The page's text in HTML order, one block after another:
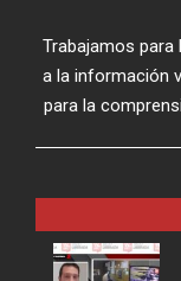
Trabajamos
a la información
para la